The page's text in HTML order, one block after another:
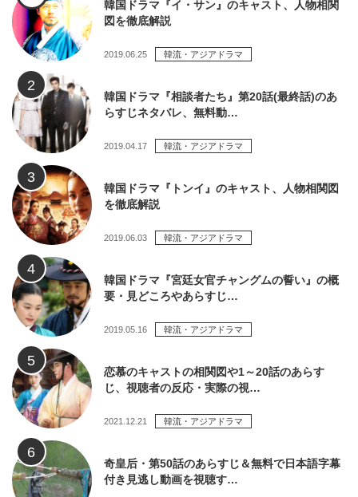
韓国ドラマ『イ・サン』のキャスト、人物相関
図を徹底解説
2019.06.25 韓流・アジアドラマ
韓国ドラマ『相談者たち』第20話(最終話)のあ
らすじネタバレ、無料動…
2019.04.17 韓流・アジアドラマ
韓国ドラマ『トンイ』のキャスト、人物相関図
を徹底解説
2019.06.03 韓流・アジアドラマ
韓国ドラマ『宮廷女官チャングムの誓い』の概
要・見どころやあらすじ…
2019.05.16 韓流・アジアドラマ
恋慕のキャストの相関図や1～20話のあらす
じ、視聴者の反応・実際の視…
2021.12.21 韓流・アジアドラマ
奇皇后・第50話のあらすじ＆無料で日本語字幕
付き見逃し動画を視聴す…